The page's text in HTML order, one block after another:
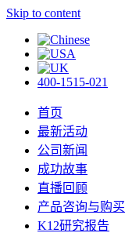
Skip to content
400-1515-021
首页
最新活动
公司新闻
成功故事
直播回顾
产品咨询与购买
K12研究报告